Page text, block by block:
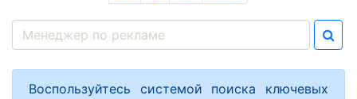
Воспользуйтесь системой поиска ключевых